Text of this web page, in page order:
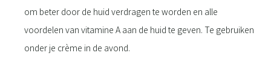
om beter door de huid verdragen te worden en alle
voordelen van vitamine A aan de huid te geven. Te gebruiken
onder je crème in de avond.